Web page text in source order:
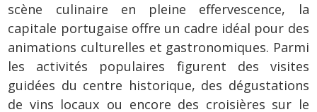
scène culinaire en pleine effervescence, la
capitale portugaise offre un cadre idéal pour des
animations culturelles et gastronomiques. Parmi
les activités populaires figurent des visites
guidées du centre historique, des dégustations
de vins locaux ou encore des croisières sur le